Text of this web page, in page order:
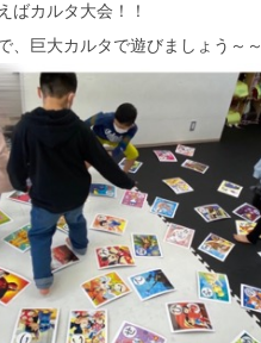
ばカルタ大会！！
、巨大カルタで遊びましょう～～